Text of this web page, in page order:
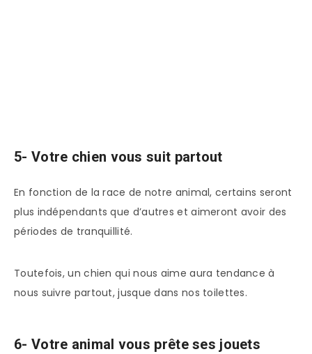
5- Votre chien vous suit partout
En fonction de la race de notre animal, certains seront
plus indépendants que d’autres et aimeront avoir des
périodes de tranquillité.
Toutefois, un chien qui nous aime aura tendance à
nous suivre partout, jusque dans nos toilettes.
6- Votre animal vous prête ses jouets